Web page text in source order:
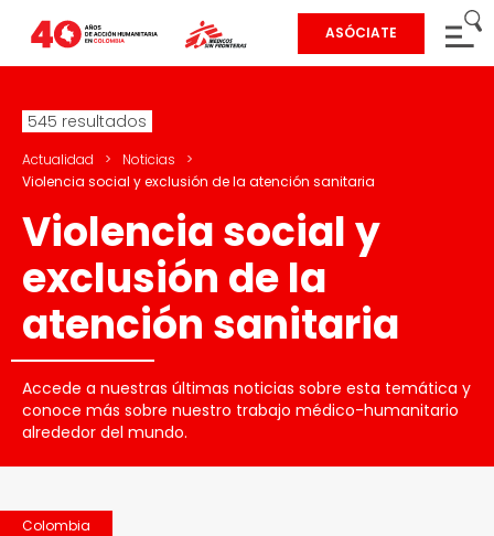
ASÓCIATE
545 resultados
Actualidad > Noticias
>
Violencia social y exclusión de la atención sanitaria
Violencia social y
exclusión de la
atención sanitaria
Accede a nuestras últimas noticias sobre esta temática y
conoce más sobre nuestro trabajo médico-humanitario
alrededor del mundo.
Colombia